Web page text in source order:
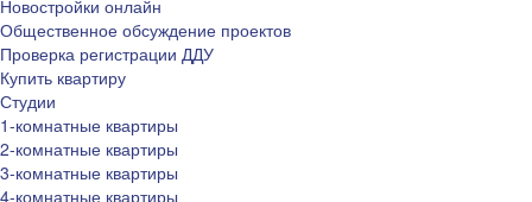
Новостройки онлайн
Общественное обсуждение проектов
Проверка регистрации ДДУ
Купить квартиру
Студии
1-комнатные квартиры
2-комнатные квартиры
3-комнатные квартиры
4-комнатные квартиры